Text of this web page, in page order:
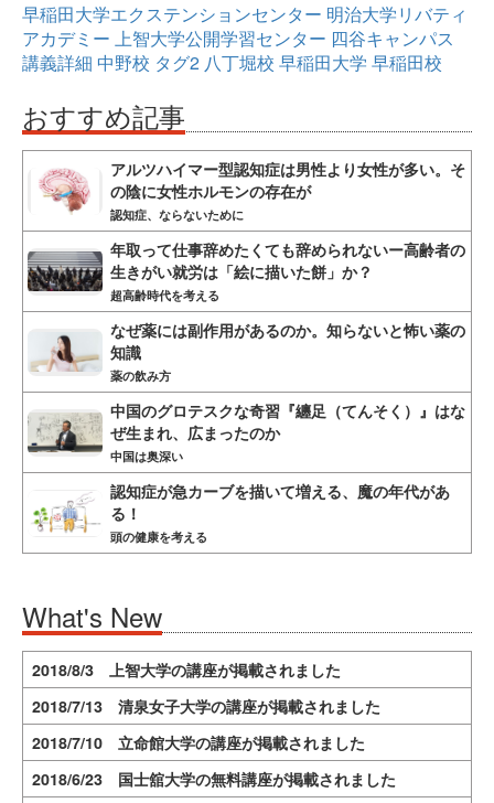
早稲田大学エクステンションセンター 明治大学リバティ
アカデミー 上智大学公開学習センター 四谷キャンパス
講義詳細 中野校 タグ2 八丁堀校 早稲田大学 早稲田校
おすすめ記事
アルツハイマー型認知症は男性より女性が多い。そ
の陰に女性ホルモンの存在が
認知症、ならないために
年取って仕事辞めたくても辞められないー高齢者の
生きがい就労は「絵に描いた餅」か？
超高齢時代を考える
なぜ薬には副作用があるのか。知らないと怖い薬の
知識
薬の飲み方
中国のグロテスクな奇習『纏足（てんそく）』はな
ぜ生まれ、広まったのか
中国は奥深い
認知症が急カーブを描いて増える、魔の年代があ
る！
頭の健康を考える
What's New
2018/8/3 上智大学の講座が掲載されました
2018/7/13 清泉女子大学の講座が掲載されました
2018/7/10 立命館大学の講座が掲載されました
2018/6/23 国士舘大学の無料講座が掲載されました